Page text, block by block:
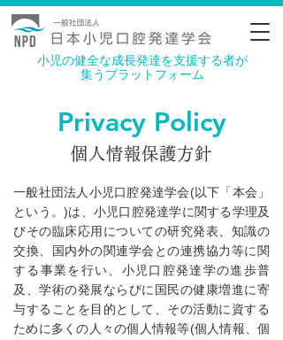
小児の健全な成長発達を​支援する者が
集うプラットフォーム
Privacy Policy
個人情報保護方針
一般社団法人小児口腔発達学会(以下「本会」
という。)は、小児口腔発達学に関する学理及
びその臨床応用についての研究発表、知識の
交換、国内外の関連学会との連携協力等に関
する事業を行い、小児口腔発達学の進歩普
及、学術の発展ならびに国民の健康増進に寄
与することを目的として、その活動に資する
ために多くの人々の個人情報等(個人情報、個